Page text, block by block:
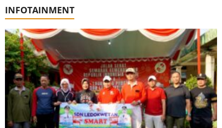
INFOTAINMENT